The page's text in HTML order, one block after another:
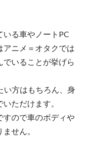
る車やノートPC
アニメ＝オタクでは
いることが挙げら
い方はもちろん、身
ただけます。
すので車のボディや
せん。